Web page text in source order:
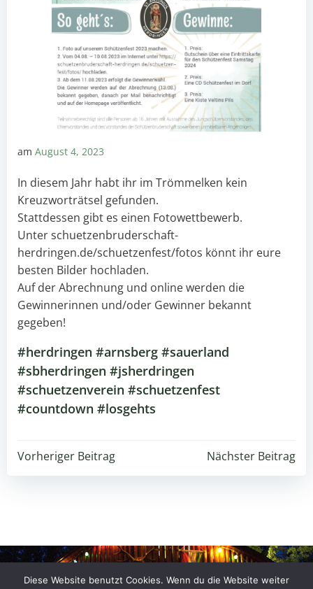
am August 4, 2023
In diesem Jahr habt ihr im Trömmelken kein
Kreuzworträtsel gefunden.
Stattdessen gibt es einen Fotowettbewerb.
Unter schuetzenbruderschaft-
herdringen.de/schuetzenfest/fotos könnt ihr eure
besten Bilder hochladen.
Auf der Abrechnung und online werden die
Gewinnerinnen und/oder Gewinner bekannt
gegeben!
#herdringen #arnsberg #sauerland
#sbherdringen #jsherdringen
#schuetzenverein #schuetzenfest
#countdown #losgehts
Beitragsnavigation
Vorheriger Beitrag Beitragsnavigation
Nächster Beitrag
Diese Website benutzt Cookies. Wenn du die Website weiter